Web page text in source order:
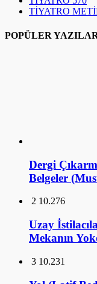
Uzay
Mekanın
310.231
Yol (Latif
49.592
Kocagöz’ün